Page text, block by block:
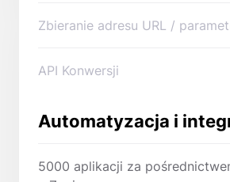
Zbieranie adresu URL /
API Konwersji
Automatyzacja i
5000 aplikacji za